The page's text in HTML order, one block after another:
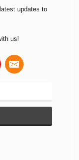
updates to
us!